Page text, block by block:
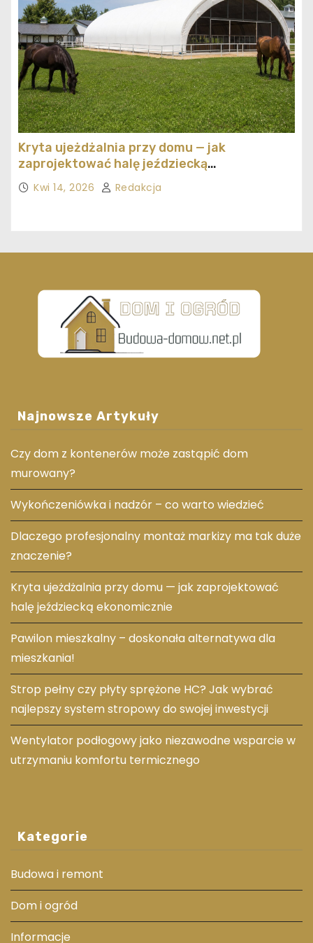
Kryta ujeżdżalnia przy domu — jak
zaprojektować halę jeździecką
ekonomicznie
Kwi 14, 2026 Redakcja
Najnowsze Artykuły
Czy dom z kontenerów może zastąpić dom
murowany?
Wykończeniówka i nadzór – co warto wiedzieć
Dlaczego profesjonalny montaż markizy ma tak duże
znaczenie?
Kryta ujeżdżalnia przy domu — jak zaprojektować
halę jeździecką ekonomicznie
Pawilon mieszkalny – doskonała alternatywa dla
mieszkania!
Strop pełny czy płyty sprężone HC? Jak wybrać
najlepszy system stropowy do swojej inwestycji
Wentylator podłogowy jako niezawodne wsparcie w
utrzymaniu komfortu termicznego
Kategorie
Budowa i remont
Dom i ogród
Informacje